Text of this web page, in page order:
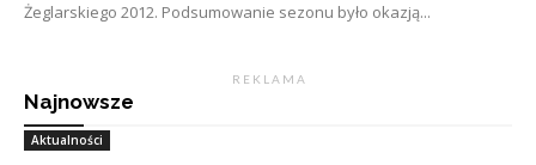
Żeglarskiego 2012. Podsumowanie sezonu było okazją...
R E K L A M A
Najnowsze
Aktualności